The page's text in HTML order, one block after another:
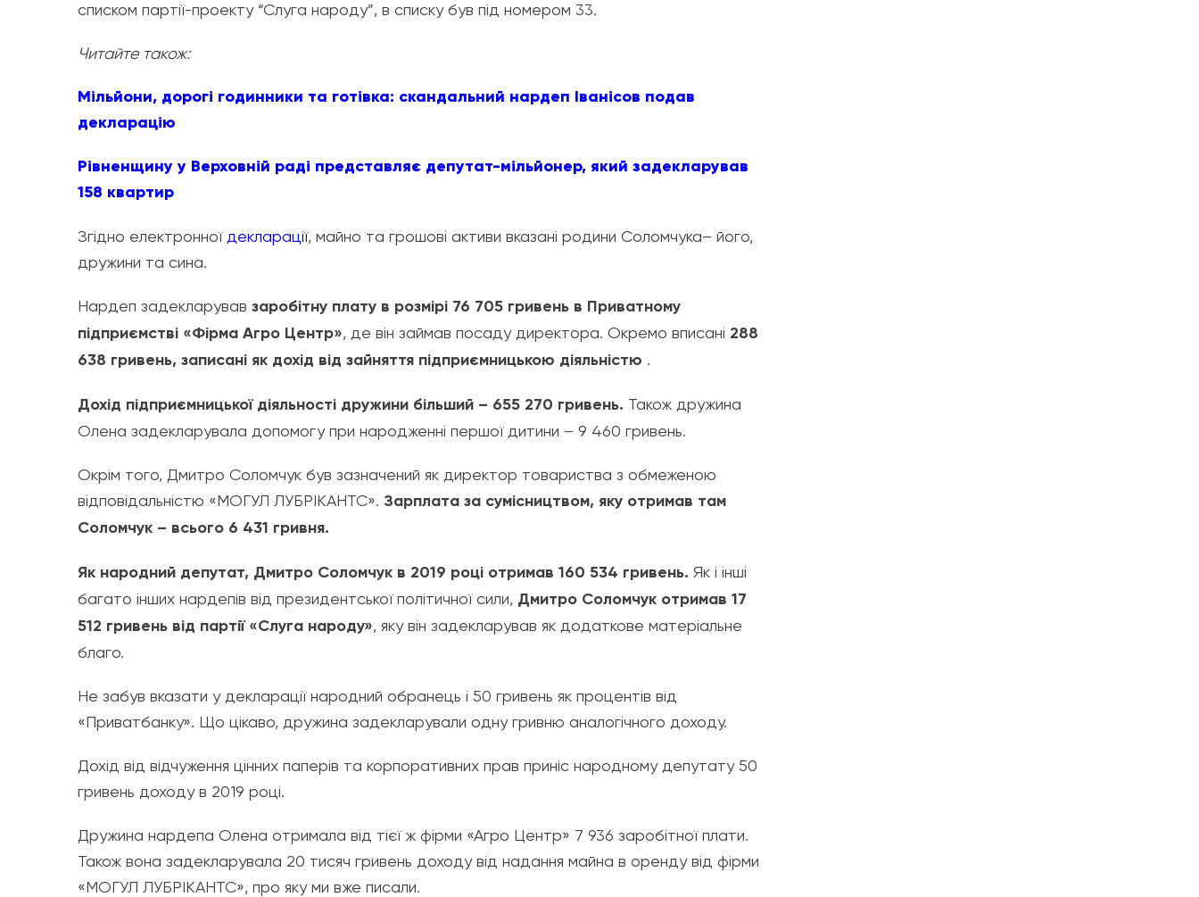
списком партії-проекту “Слуга народу”, в списку був під номером 33.
Читайте також:
Мільйони, дорогі годинники та готівка: скандальний нардеп Іванісов подав
декларацію
Рівненщину у Верховній раді представляє депутат-мільйонер, який задекларував
158 квартир
Згідно електронної декларації, майно та грошові активи вказані родини Соломчука– його,
дружини та сина.
Нардеп задекларував заробітну плату в розмірі 76 705 гривень в Приватному
підприємстві «Фірма Агро Центр», де він займав посаду директора. Окремо вписані 288
638 гривень, записані як дохід від зайняття підприємницькою діяльністю .
Дохід підприємницької діяльності дружини більший – 655 270 гривень. Також дружина
Олена задекларувала допомогу при народженні першої дитини – 9 460 гривень.
Окрім того, Дмитро Соломчук був зазначений як директор товариства з обмеженою
відповідальністю «МОГУЛ ЛУБРІКАНТС». Зарплата за сумісництвом, яку отримав там
Соломчук – всього 6 431 гривня.
Як народний депутат, Дмитро Соломчук в 2019 році отримав 160 534 гривень. Як і інші
багато інших нардепів від президентської політичної сили, Дмитро Соломчук отримав 17
512 гривень від партії «Слуга народу», яку він задекларував як додаткове матеріальне
благо.
Не забув вказати у декларації народний обранець і 50 гривень як процентів від
«Приватбанку». Що цікаво, дружина задекларували одну гривню аналогічного доходу.
Дохід від відчуження цінних паперів та корпоративних прав приніс народному депутату 50
гривень доходу в 2019 році.
Дружина нардепа Олена отримала від тієї ж фірми «Агро Центр» 7 936 заробітної плати.
Також вона задекларувала 20 тисяч гривень доходу від надання майна в оренду від фірми
«МОГУЛ ЛУБРІКАНТС», про яку ми вже писали.